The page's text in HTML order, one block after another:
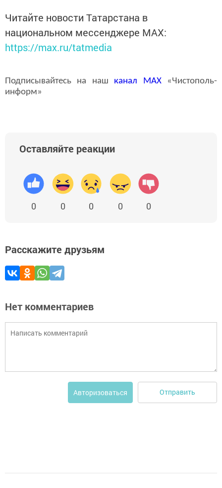
Читайте новости Татарстана в
национальном мессенджере MАХ:
https://max.ru/tatmedia
Подписывайтесь на наш канал MAX«Чистополь-
информ»
Оставляйте реакции
0 0 0 0 0
Расскажите друзьям
Нет комментариев
Авторизоваться Отправить